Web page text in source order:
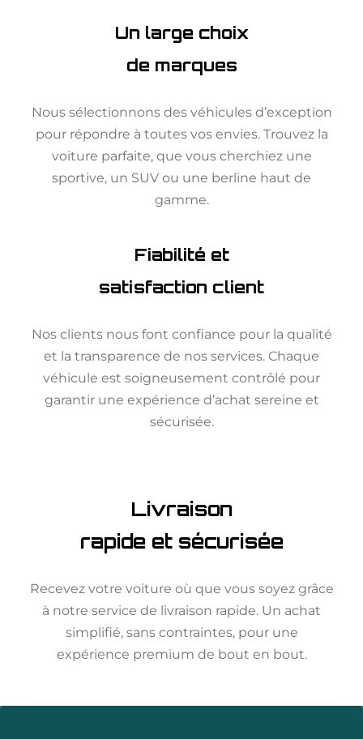
Un large choix
de marques
Nous sélectionnons des véhicules d’exception
pour répondre à toutes vos envies. Trouvez la
voiture parfaite, que vous cherchiez une
sportive, un SUV ou une berline haut de
gamme.
Fiabilité et
satisfaction client
Nos clients nous font confiance pour la qualité
et la transparence de nos services. Chaque
véhicule est soigneusement contrôlé pour
garantir une expérience d’achat sereine et
sécurisée.
Livraison
rapide et sécurisée
Recevez votre voiture où que vous soyez grâce
à notre service de livraison rapide. Un achat
simplifié, sans contraintes, pour une
expérience premium de bout en bout.